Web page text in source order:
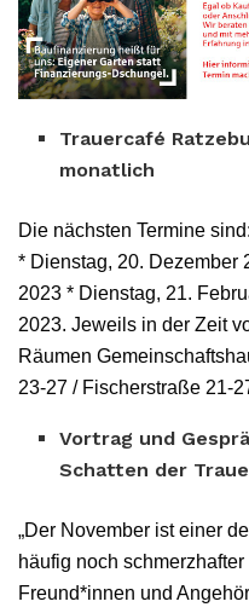
Trauercafé
monatlich
Die nächsten Termine
* Dienstag, 20. Dezember
2023 * Dienstag, 21.
2023. Jeweils in der Zeit
Räumen
23-27 / Fischerstraße 21-
Vortrag und
Schatten der
„Der November ist einer
häufig noch
Freund*innen und